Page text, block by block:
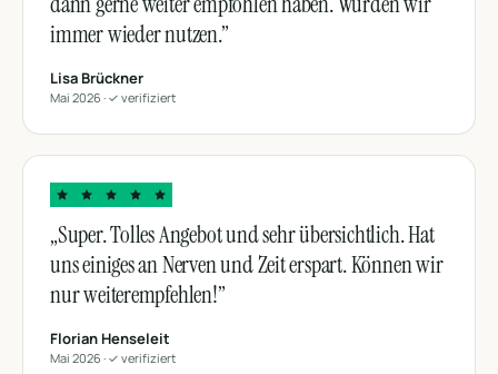
immer wieder nutzen.”
Lisa Brückner
Mai 2026 · ✓ verifiziert
„Super. Tolles Angebot und sehr übersichtlich. Hat
uns einiges an Nerven und Zeit erspart. Können wir
nur weiterempfehlen!”
Florian Henseleit
Mai 2026 · ✓ verifiziert